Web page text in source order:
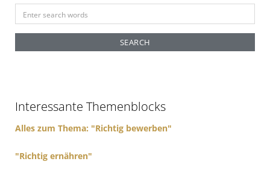
e
r
o
Interessante Themenblocks
Alles zum Thema: "Richtig bewerben"
"Richtig ernähren"